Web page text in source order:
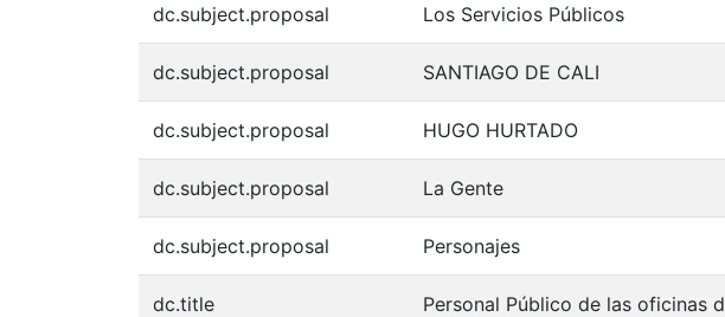
dc.subject.proposal Los Servicios Públicos
dc.subject.proposal SANTIAGO DE CALI
dc.subject.proposal HUGO HURTADO
dc.subject.proposal La Gente
dc.subject.proposal Personajes
dc.title Personal Público de las oficinas